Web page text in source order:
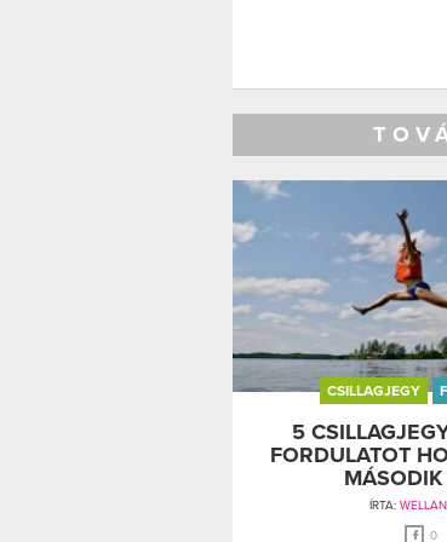
CSILLAGJEGY
5
FORDULATOT
MÁSODIK
ÍRTA:
0